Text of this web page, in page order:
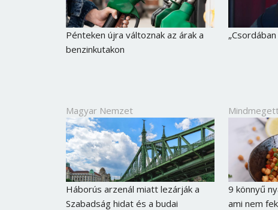
Pénteken újra változnak az árak a
benzinkutakon
Magyar Nemzet
Háborús arzenál miatt lezárják a
Szabadság hidat és a budai
9 könnyű
ami nem